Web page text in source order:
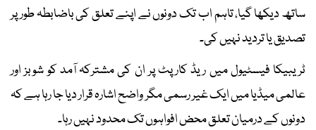
ساتھ دیکھا گیا، تاہم اب تک دونوں نے اپنے تعلق کی باضابطہ طور پر
تصدیق یا تردید نہیں کی۔
ٹریبیکا فیسٹیول میں ریڈ کارپٹ پر ان کی مشترکہ آمد کو شوبز اور
عالمی میڈیا میں ایک غیر رسمی مگر واضح اشارہ قرار دیا جا رہا ہے کہ
دونوں کے درمیان تعلق محض افواہوں تک محدود نہیں رہا۔